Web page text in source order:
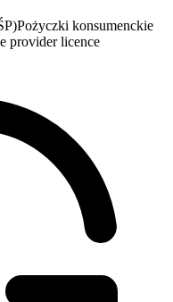
Pożyczki konsumenckie
provider licence